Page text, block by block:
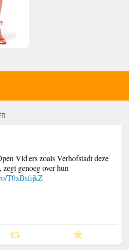
Vld'ers zoals Verhofstadt deze
genoeg over hun
T0xBsfijkZ